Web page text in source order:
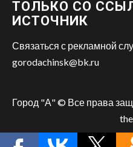
ТОЛЬКО СО
ИСТОЧНИК
Связаться с рекламной
gorodachinsk@bk.ru
Город "А" © Все права